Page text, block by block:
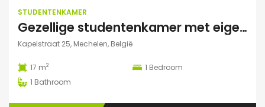
STUDENTENKAMER
Gezellige studentenkamer met eigen badkamer in Mechelen
Kapelstraat 25, Mechelen, België
17 m2 1 Bedroom
1 Bathroom